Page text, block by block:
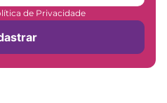
de Privacidade